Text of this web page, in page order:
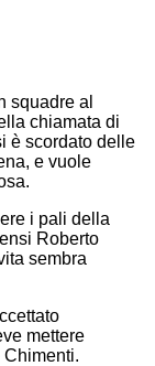
squadre al
chiamata di
è scordato delle
e vuole
i pali della
Roberto
sembra
mettere